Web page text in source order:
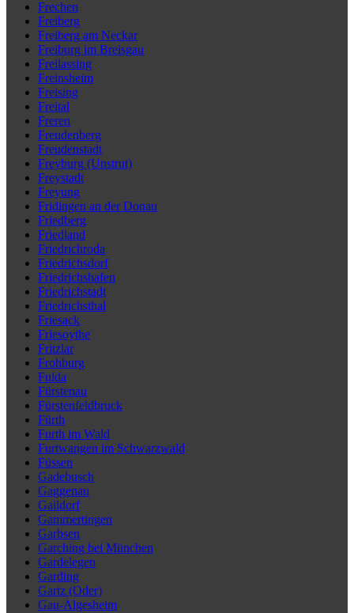
Frechen
Freiberg
Freiberg am Neckar
Freiburg im Breisgau
Freilassing
Freinsheim
Freising
Freital
Freren
Freudenberg
Freudenstadt
Freyburg (Unstrut)
Freystadt
Freyung
Fridingen an der Donau
Friedberg
Friedland
Friedrichroda
Friedrichsdorf
Friedrichshafen
Friedrichstadt
Friedrichsthal
Friesack
Friesoythe
Fritzlar
Frohburg
Fulda
Fürstenau
Fürstenfeldbruck
Fürth
Furth im Wald
Furtwangen im Schwarzwald
Füssen
Gadebusch
Gaggenau
Gaildorf
Gammertingen
Garbsen
Garching bei München
Gardelegen
Garding
Gartz (Oder)
Gau-Algesheim